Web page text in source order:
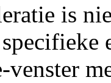
is
venster